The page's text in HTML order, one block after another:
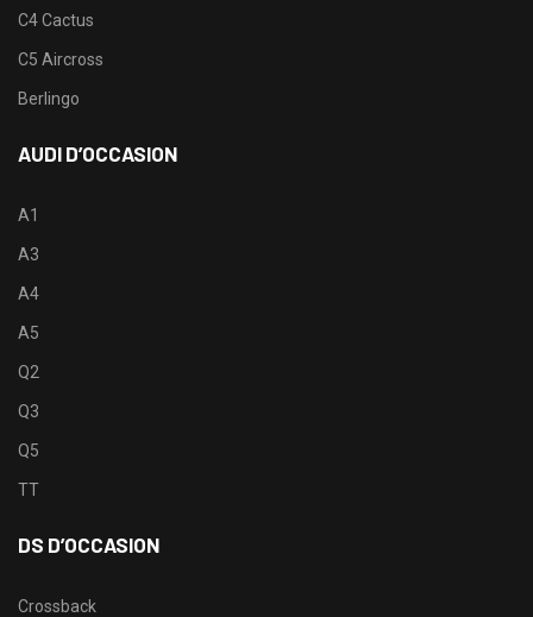
C4 Cactus
C5 Aircross
Berlingo
AUDI D’OCCASION
A1
A3
A4
A5
Q2
Q3
Q5
TT
DS D’OCCASION
Crossback